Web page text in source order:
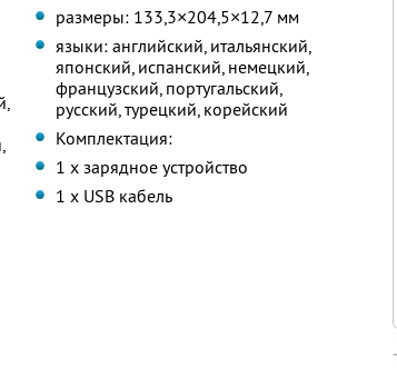
размеры: 133,3×204,5×12,7 мм
языки: английский, итальянский,
японский, испанский, немецкий,
французский, португальский,
русский, турецкий, корейский
Комплектация:
1 х зарядное устройство
1 х USB кабель